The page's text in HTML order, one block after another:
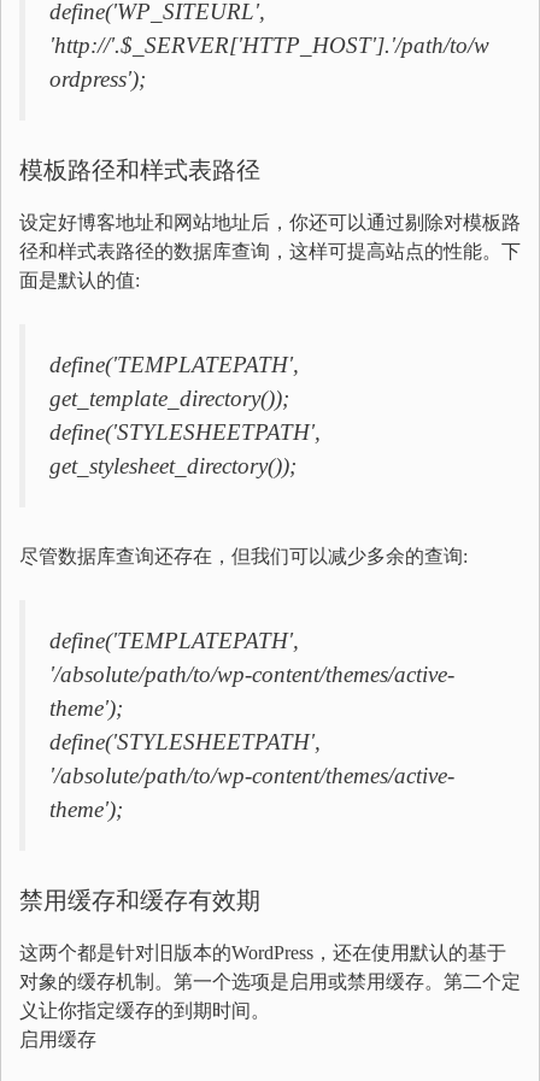
define('WP_SITEURL',
'http://'.$_SERVER['HTTP_HOST'].'/path/to/w
ordpress');
模板路径和样式表路径
设定好博客地址和网站地址后，你还可以通过剔除对模板路
径和样式表路径的数据库查询，这样可提高站点的性能。下
面是默认的值:
define('TEMPLATEPATH',
get_template_directory());
define('STYLESHEETPATH',
get_stylesheet_directory());
尽管数据库查询还存在，但我们可以减少多余的查询:
define('TEMPLATEPATH',
'/absolute/path/to/wp-content/themes/active-
theme');
define('STYLESHEETPATH',
'/absolute/path/to/wp-content/themes/active-
theme');
禁用缓存和缓存有效期
这两个都是针对旧版本的WordPress，还在使用默认的基于
对象的缓存机制。第一个选项是启用或禁用缓存。第二个定
义让你指定缓存的到期时间。
启用缓存